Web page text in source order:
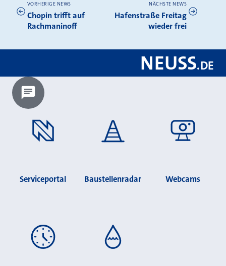
Weitere News
VORHERIGE NEWS
Chopin trifft auf
Rachmaninoff
NÄCHSTE NEWS
Hafenstraße Freitag
wieder frei
NEUSS.DE
Chatbot laden?
Serviceportal Baustellenradar Webcams